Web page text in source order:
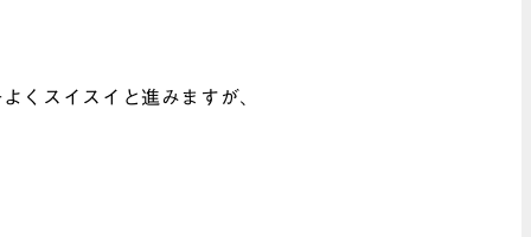
くスイスイと進みますが、